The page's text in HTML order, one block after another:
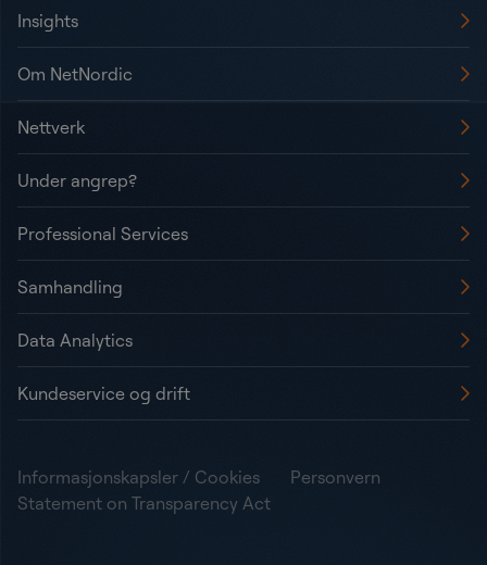
Insights
Om NetNordic
Nettverk
Under angrep?
Professional Services
Samhandling
Data Analytics
Kundeservice og drift
Informasjonskapsler / Cookies
Personvern
Statement on Transparency Act